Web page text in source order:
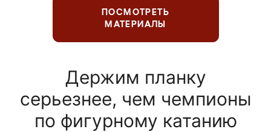
ПОСМОТРЕТЬ
МАТЕРИАЛЫ
Держим планку
серьезнее, чем чемпионы
по фигурному катанию